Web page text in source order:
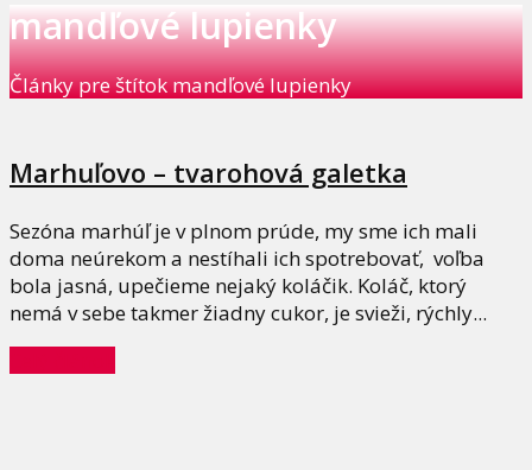
mandľové lupienky
Články pre štítok mandľové lupienky
Marhuľovo – tvarohová galetka
Sezóna marhúľ je v plnom prúde, my sme ich mali
doma neúrekom a nestíhali ich spotrebovať, voľba
bola jasná, upečieme nejaký koláčik. Koláč, ktorý
nemá v sebe takmer žiadny cukor, je svieži, rýchly...